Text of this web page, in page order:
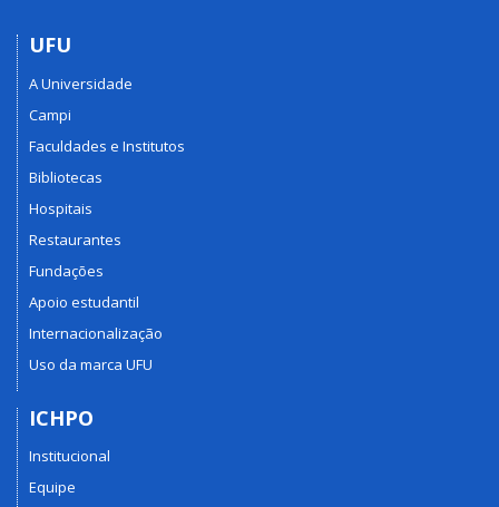
UFU
A Universidade
Campi
Faculdades e Institutos
Bibliotecas
Hospitais
Restaurantes
Fundações
Apoio estudantil
Internacionalização
Uso da marca UFU
ICHPO
Institucional
Equipe